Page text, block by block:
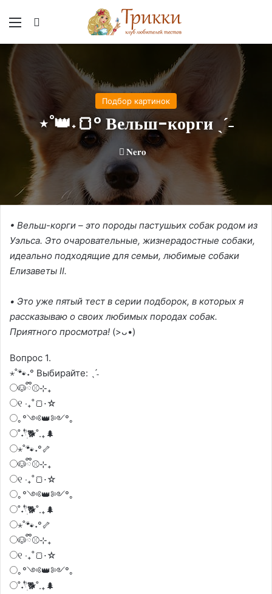
Меню
Подбор картинок
⋆˚👑˖🍞° Вельш-корги ˎˊ˗
𝐍𝐞𝐫𝐨
• Вельш-корги – это породы пастушьих собак родом из
Уэльса. Это очаровательные, жизнерадостные собаки,
идеально подходящие для семьи, любимые собаки
Елизаветы II.
• Это уже пятый тест в серии подборок, в которых я
рассказываю о своих любимых породах собак.
Приятного просмотра! (>ᴗ•)
Вопрос 1.
⋆˚🐾˖° Выбирайте: ˎˊ˗
🐶ྀི⚾⊹₊
୧ ‧₊˚🍞⋅☆
｡°༺👑༻°｡
˚˖𓍢ִ໋🐕˚.₊🌲
⋆˚🐾˖°🦴
🐶ྀི⚾⊹₊
୧ ‧₊˚🍞⋅☆
｡°༺👑༻°｡
˚˖𓍢ִ໋🐕˚.₊🌲
⋆˚🐾˖°🦴
🐶ྀི⚾⊹₊
୧ ‧₊˚🍞⋅☆
｡°༺👑༻°｡
˚˖𓍢ִ໋🐕˚.₊🌲